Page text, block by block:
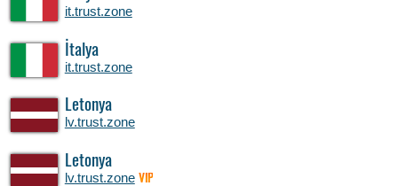
it.trust.zone
İtalya
it.trust.zone
Letonya
lv.trust.zone
Letonya
lv.trust.zone VIP